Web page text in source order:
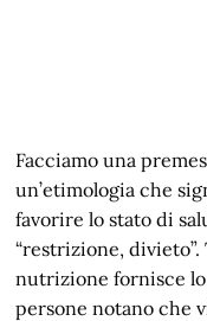
Facciamo una
un’etimologia che
favorire lo stato di
“restrizione,
nutrizione fornisce lo
persone notano che